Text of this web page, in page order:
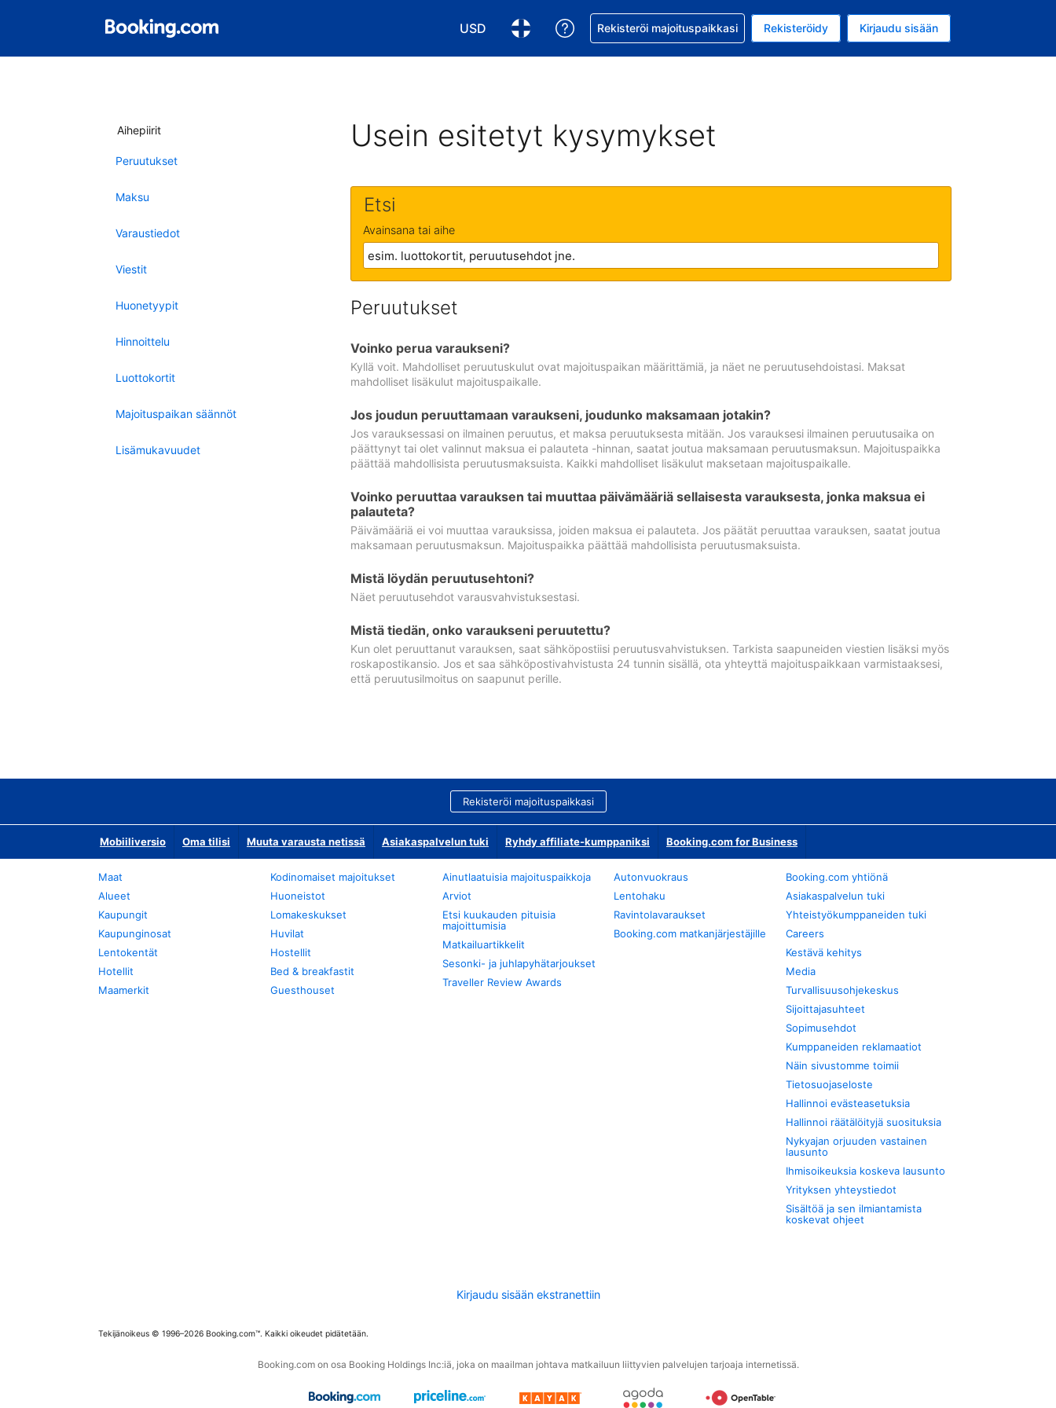
USD
Valitse valuutta. Tämänhetkinen valuutta on Yhdysvaltain dollari
Valitse kieli. Tämänhetkinen kieli on Suomi
Pyydä apua varauksesi kanssa
Rekisteröi majoituspaikkasi Rekisteröidy Kirjaudu sisään
Aihepiirit
Peruutukset
Maksu
Varaustiedot
Viestit
Huonetyypit
Hinnoittelu
Luottokortit
Majoituspaikan säännöt
Lisämukavuudet
Usein esitetyt kysymykset
Etsi
Avainsana tai aihe
Peruutukset
Voinko perua varaukseni?
Kyllä voit. Mahdolliset peruutuskulut ovat majoituspaikan määrittämiä, ja näet ne peruutusehdoistasi. Maksat
mahdolliset lisäkulut majoituspaikalle.
Jos joudun peruuttamaan varaukseni, joudunko maksamaan jotakin?
Jos varauksessasi on ilmainen peruutus, et maksa peruutuksesta mitään. Jos varauksesi ilmainen peruutusaika on
päättynyt tai olet valinnut maksua ei palauteta -hinnan, saatat joutua maksamaan peruutusmaksun. Majoituspaikka
päättää mahdollisista peruutusmaksuista. Kaikki mahdolliset lisäkulut maksetaan majoituspaikalle.
Voinko peruuttaa varauksen tai muuttaa päivämääriä sellaisesta varauksesta, jonka maksua ei
palauteta?
Päivämääriä ei voi muuttaa varauksissa, joiden maksua ei palauteta. Jos päätät peruuttaa varauksen, saatat joutua
maksamaan peruutusmaksun. Majoituspaikka päättää mahdollisista peruutusmaksuista.
Mistä löydän peruutusehtoni?
Näet peruutusehdot varausvahvistuksestasi.
Mistä tiedän, onko varaukseni peruutettu?
Kun olet peruuttanut varauksen, saat sähköpostiisi peruutusvahvistuksen. Tarkista saapuneiden viestien lisäksi myös
roskapostikansio. Jos et saa sähköpostivahvistusta 24 tunnin sisällä, ota yhteyttä majoituspaikkaan varmistaaksesi,
että peruutusilmoitus on saapunut perille.
Rekisteröi majoituspaikkasi
Mobiiliversio Oma tilisi Muuta varausta netissä Asiakaspalvelun tuki Ryhdy affiliate-kumppaniksi Booking.com for Business
Maat
Alueet
Kaupungit
Kaupunginosat
Lentokentät
Hotellit
Maamerkit
Kodinomaiset majoitukset
Huoneistot
Lomakeskukset
Huvilat
Hostellit
Bed & breakfastit
Guesthouset
Ainutlaatuisia majoituspaikkoja
Arviot
Etsi kuukauden pituisia
majoittumisia
Matkailuartikkelit
Sesonki- ja juhlapyhätarjoukset
Traveller Review Awards
Autonvuokraus
Lentohaku
Ravintolavaraukset
Booking.com matkanjärjestäjille
Booking.com yhtiönä
Asiakaspalvelun tuki
Yhteistyökumppaneiden tuki
Careers
Kestävä kehitys
Media
Turvallisuusohjekeskus
Sijoittajasuhteet
Sopimusehdot
Kumppaneiden reklamaatiot
Näin sivustomme toimii
Tietosuojaseloste
Hallinnoi evästeasetuksia
Hallinnoi räätälöityjä suosituksia
Nykyajan orjuuden vastainen
lausunto
Ihmisoikeuksia koskeva lausunto
Yrityksen yhteystiedot
Sisältöä ja sen ilmiantamista
koskevat ohjeet
Kirjaudu sisään ekstranettiin
Tekijänoikeus © 1996–2026 Booking.com™. Kaikki oikeudet pidätetään.
Booking.com on osa Booking Holdings Inc:iä, joka on maailman johtava matkailuun liittyvien palvelujen tarjoaja internetissä.